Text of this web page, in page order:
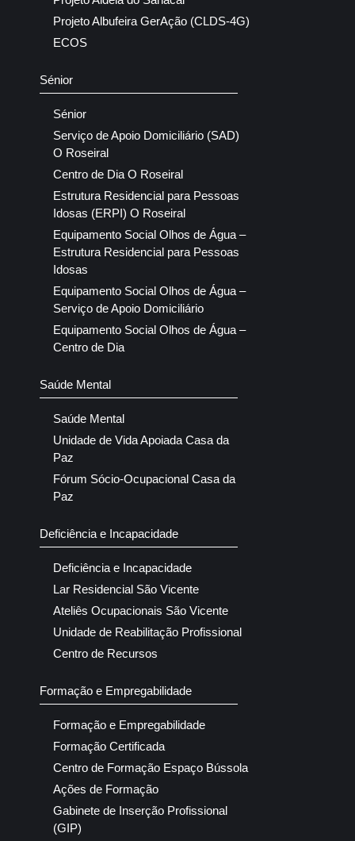
Projeto Albufeira GerAção (CLDS-4G)
ECOS
Sénior
Sénior
Serviço de Apoio Domiciliário (SAD)
O Roseiral
Centro de Dia O Roseiral
Estrutura Residencial para Pessoas
Idosas (ERPI) O Roseiral
Equipamento Social Olhos de Água –
Estrutura Residencial para Pessoas
Idosas
Equipamento Social Olhos de Água –
Serviço de Apoio Domiciliário
Equipamento Social Olhos de Água –
Centro de Dia
Saúde Mental
Saúde Mental
Unidade de Vida Apoiada Casa da
Paz
Fórum Sócio-Ocupacional Casa da
Paz
Deficiência e Incapacidade
Deficiência e Incapacidade
Lar Residencial São Vicente
Ateliês Ocupacionais São Vicente
Unidade de Reabilitação Profissional
Centro de Recursos
Formação e Empregabilidade
Formação e Empregabilidade
Formação Certificada
Centro de Formação Espaço Bússola
Ações de Formação
Gabinete de Inserção Profissional
(GIP)